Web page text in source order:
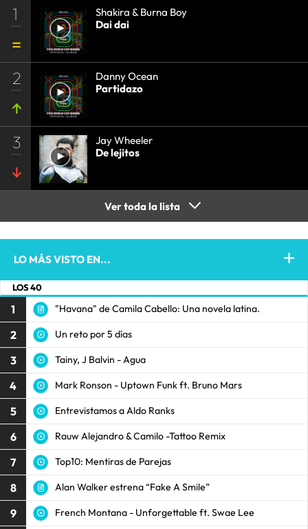
1
Shakira & Burna Boy
Dai dai
2
Danny Ocean
Partidazo
3
Jay Wheeler
De lejitos
Ver toda la lista
LO MÁS VISTO EN...
LOS 40
1 "Havana" de Camila Cabello: Una novela latina.
2 Un reto por 5 días
3 Tainy, J Balvin - Agua
4 Mark Ronson - Uptown Funk ft. Bruno Mars
5 Entrevistamos a Aldo Ranks
6 Rauw Alejandro & Camilo -Tattoo Remix
7 Top10: Mentiras de Parejas
8 Alan Walker estrena “Fake A Smile”
9 French Montana - Unforgettable ft. Swae Lee